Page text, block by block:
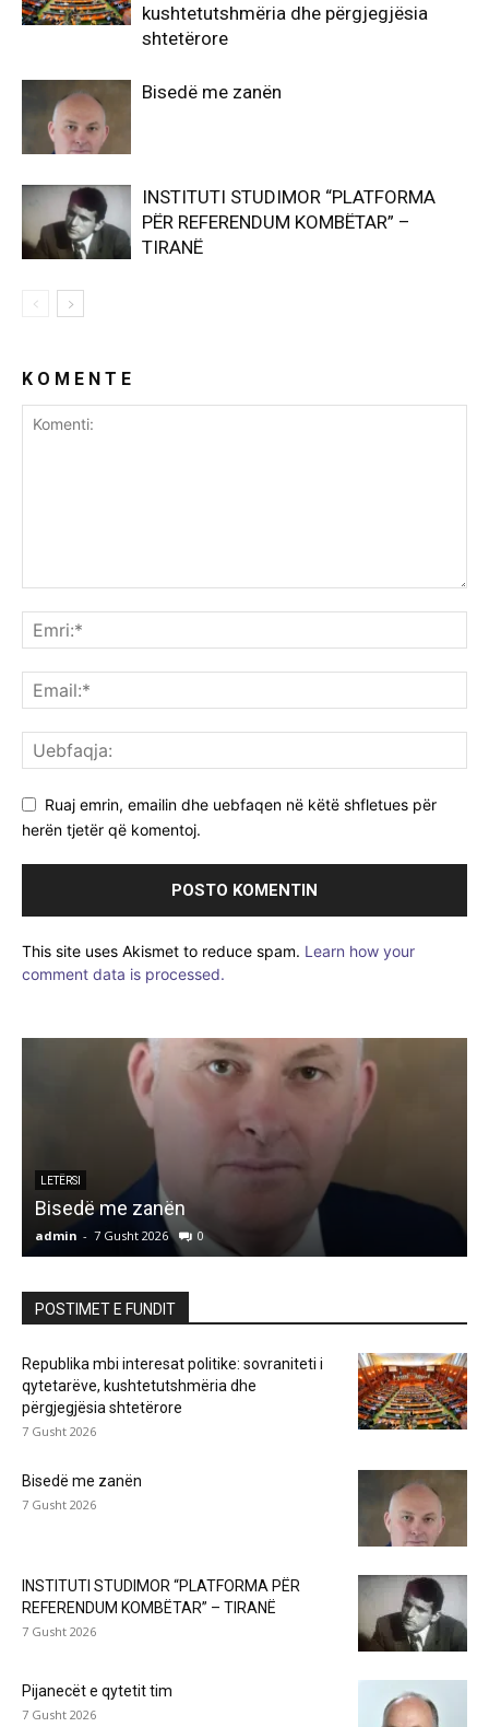
kushtetutshmëria dhe përgjegjësia
shtetërore
Bisedë me zanën
INSTITUTI STUDIMOR “PLATFORMA
PËR REFERENDUM KOMBËTAR” –
TIRANË
K O M E N T E
Ruaj emrin, emailin dhe uebfaqen në këtë shfletues për
herën tjetër që komentoj.
This site uses Akismet to reduce spam. Learn how your
comment data is processed.
LETËRSI
Bisedë me zanën
admin - 7 Gusht 2026 0
POSTIMET E FUNDIT
Republika mbi interesat politike: sovraniteti i
qytetarëve, kushtetutshmëria dhe
përgjegjësia shtetërore
7 Gusht 2026
Bisedë me zanën
7 Gusht 2026
INSTITUTI STUDIMOR “PLATFORMA PËR
REFERENDUM KOMBËTAR” – TIRANË
7 Gusht 2026
Pijanecët e qytetit tim
7 Gusht 2026